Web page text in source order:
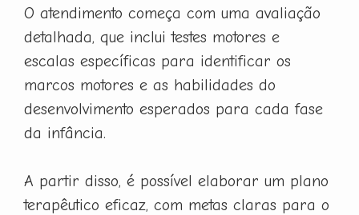
O atendimento começa com uma avaliação
detalhada, que inclui testes motores e
escalas específicas para identificar os
marcos motores e as habilidades do
desenvolvimento esperados para cada fase
da infância.
A partir disso, é possível elaborar um plano
terapêutico eficaz, com metas claras para o